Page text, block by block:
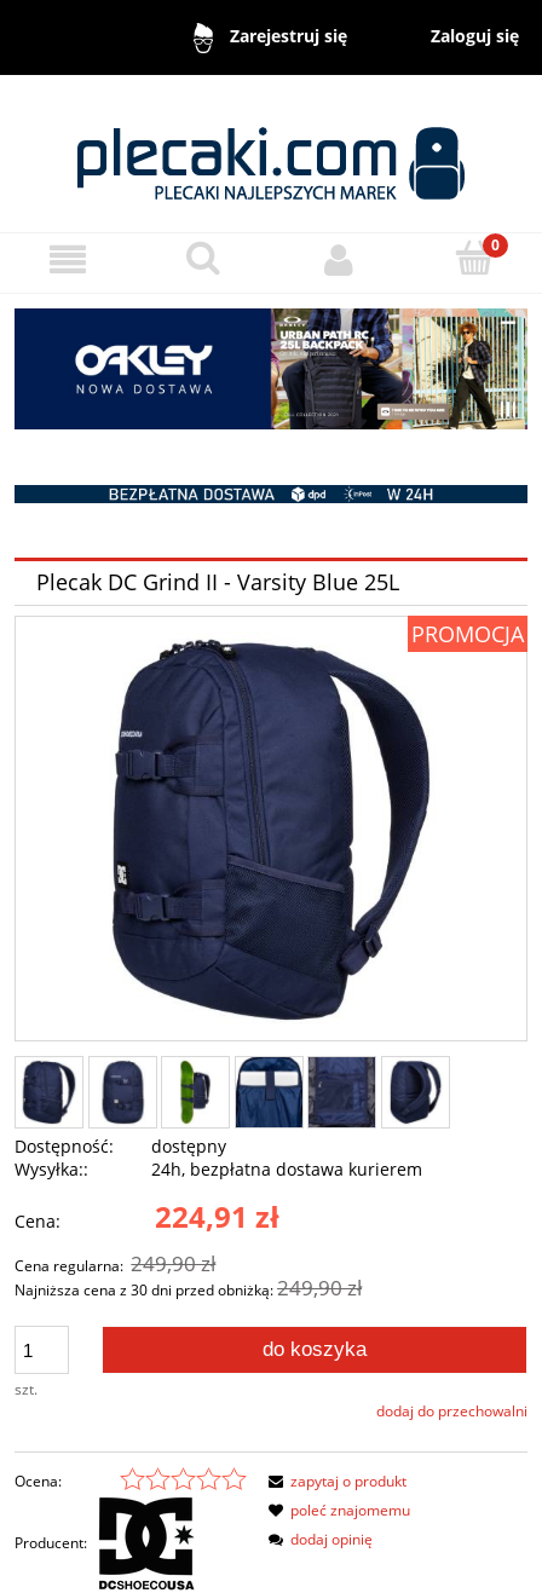
Zarejestruj się Zaloguj się
Plecak DC Grind II - Varsity Blue 25L
PROMOCJA
Dostępność:
dostępny
Wysyłka::
24h, bezpłatna dostawa kurierem
Cena: 224,91 zł
Cena regularna: 249,90 zł
Najniższa cena z 30 dni przed obniżką:249,90 zł
szt.
do koszyka
dodaj do przechowalni
Ocena:
Producent:
zapytaj o produkt
poleć znajomemu
dodaj opinię